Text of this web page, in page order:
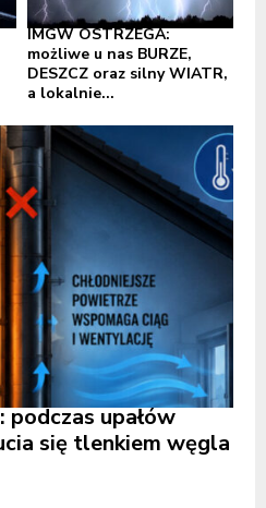
IMGW OSTRZEGA:
możliwe u nas BURZE,
DESZCZ oraz silny WIATR,
a lokalnie...
upałów
się tlenkiem węgla